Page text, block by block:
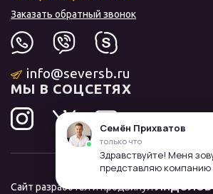
Заказать обратный звонок
info@seversb.ru
МЫ В СОЦСЕТЯХ
Сайт разработал и продвинулЛИДОЛОВ